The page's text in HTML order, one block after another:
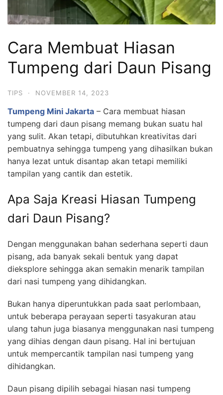
Cara Membuat Hiasan
Tumpeng dari Daun Pisang
TIPS · NOVEMBER 14, 2023
Tumpeng Mini Jakarta – Cara membuat hiasan
tumpeng dari daun pisang memang bukan suatu hal
yang sulit. Akan tetapi, dibutuhkan kreativitas dari
pembuatnya sehingga tumpeng yang dihasilkan bukan
hanya lezat untuk disantap akan tetapi memiliki
tampilan yang cantik dan estetik.
Apa Saja Kreasi Hiasan Tumpeng
dari Daun Pisang?
Dengan menggunakan bahan sederhana seperti daun
pisang, ada banyak sekali bentuk yang dapat
dieksplore sehingga akan semakin menarik tampilan
dari nasi tumpeng yang dihidangkan.
Bukan hanya diperuntukkan pada saat perlombaan,
untuk beberapa perayaan seperti tasyakuran atau
ulang tahun juga biasanya menggunakan nasi tumpeng
yang dihias dengan daun pisang. Hal ini bertujuan
untuk mempercantik tampilan nasi tumpeng yang
dihidangkan.
Daun pisang dipilih sebagai hiasan nasi tumpeng